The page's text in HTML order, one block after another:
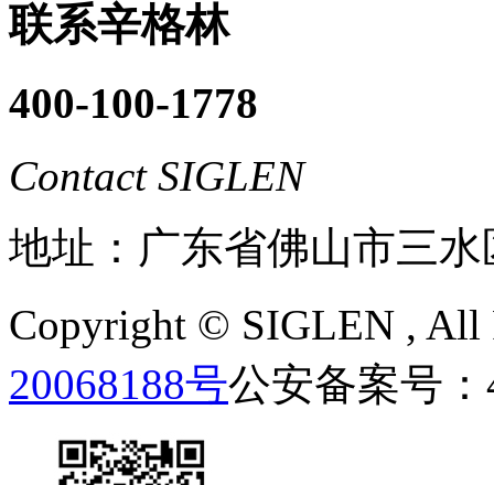
联系辛格林
400-100-1778
Contact SIGLEN
地址：广东省佛山市三
Copyright © SIGLEN , All
20068188号公安备案号：